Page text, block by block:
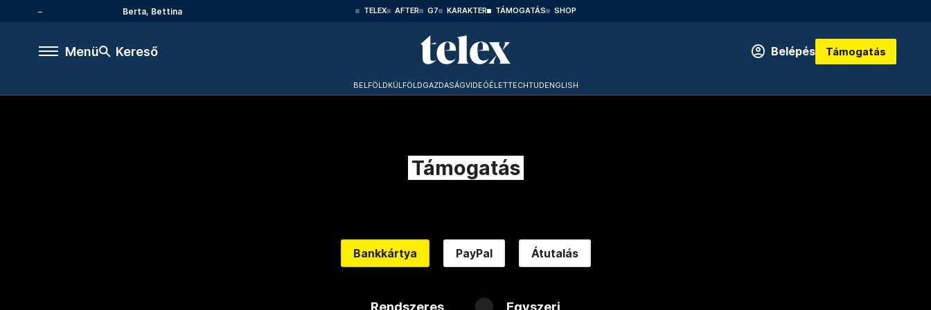
Berta, Bettina TELEX AFTER G7 KARAKTER TÁMOGATÁS SHOP
Menü Kereső Belépés Támogatás
BELFÖLDKÜLFÖLDGAZDASÁGVIDEÓÉLETTECHTUDENGLISH
Támogatás
Bankkártya PayPal Átutalás
Rendszeres Egyszeri